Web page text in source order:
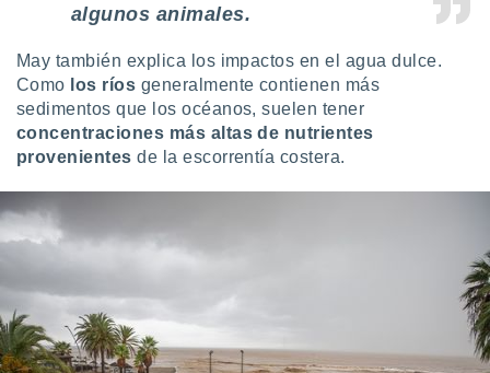
algunos animales.
May también explica los impactos en el agua dulce.
Como los ríos generalmente contienen más
sedimentos que los océanos, suelen tener
concentraciones más altas de nutrientes
provenientes de la escorrentía costera.